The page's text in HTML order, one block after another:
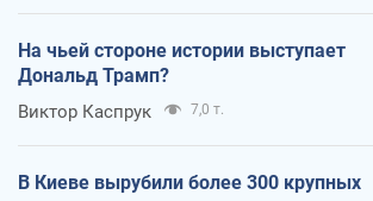
На чьей стороне истории выступает
Дональд Трамп?
Виктор Каспрук 7,0 т.
В Киеве вырубили более 300 крупных